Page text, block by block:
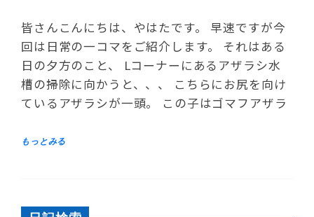
皆さんこんにちは、やはたです。 早速ですが今
回は日常の一コマをご紹介します。 それはある
日の夕方のこと、 Lコーナーにあるアザラシ水
槽の掃除に向かうと、、、 こちらにお尻を向け
ているアザラシが一頭。 この子はゴマフアザラ